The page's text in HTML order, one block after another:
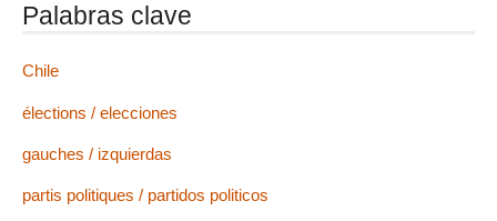
Palabras clave
Chile
élections / elecciones
gauches / izquierdas
partis politiques / partidos politicos